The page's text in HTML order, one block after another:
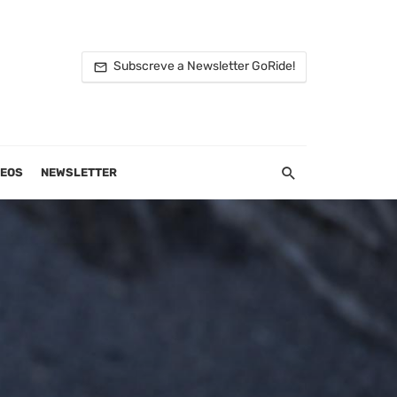
Subscreve a Newsletter GoRide!
NEWSLETTER